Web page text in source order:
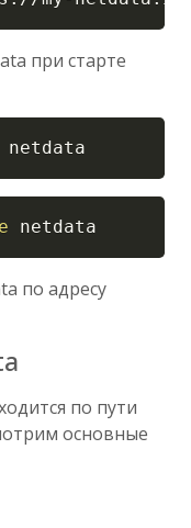
при старте
netdata
по адресу
по пути
основные